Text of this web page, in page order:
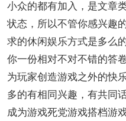
小众的都有加入，是文章
状态，所以不管你感兴趣
求的休闲娱乐方式是多么
你一份相对不对不错的答
为玩家创造游戏之外的快
多的有相同兴趣，有共同
成为游戏死党游戏搭档游